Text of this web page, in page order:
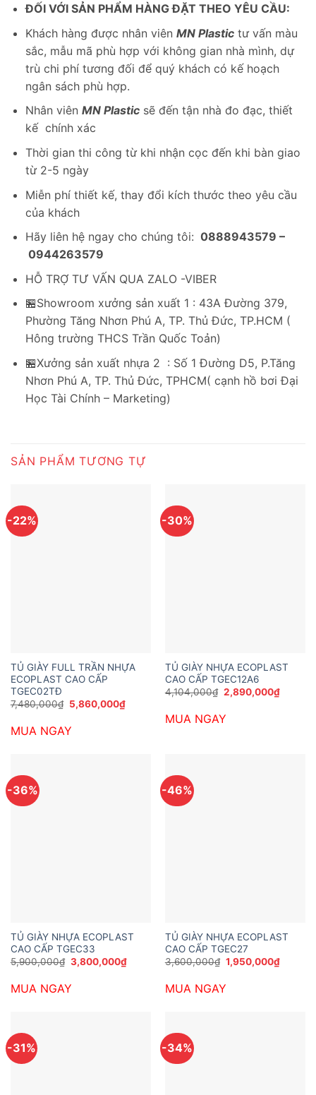
ĐỐI VỚI SẢN PHẨM HÀNG ĐẶT THEO YÊU CẦU:
Khách hàng được nhân viên MN Plastictư vấn màu
sắc, mẫu mã phù hợp với không gian nhà mình, dự
trù chi phí tương đối để quý khách có kế hoạch
ngân sách phù hợp.
Nhân viên MN Plasticsẽ đến tận nhà đo đạc, thiết
kế chính xác
Thời gian thi công từ khi nhận cọc đến khi bàn giao
từ 2-5 ngày
Miễn phí thiết kế, thay đổi kích thước theo yêu cầu
của khách
Hãy liên hệ ngay cho chúng tôi: 0888943579 –
0944263579
HỖ TRỢ TƯ VẤN QUA ZALO -VIBER
🏪Showroom xưởng sản xuất 1 : 43A Đường 379,
Phường Tăng Nhơn Phú A, TP. Thủ Đức, TP.HCM (
Hông trường THCS Trần Quốc Toản)
🏪Xưởng sản xuất nhựa 2 : Số 1 Đường D5, P.Tăng
Nhơn Phú A, TP. Thủ Đức, TPHCM( cạnh hồ bơi Đại
Học Tài Chính – Marketing)
SẢN PHẨM TƯƠNG TỰ
-22%
TỦ GIÀY FULL TRẦN NHỰA
ECOPLAST CAO CẤP
TGEC02TĐ
7,480,000₫ Giá
gốc
7,480,000₫.
5,860,000₫Giá
hiện
MUA NGAY
-30%
TỦ GIÀY NHỰA ECOPLAST
CAO CẤP TGEC12A6
4,104,000₫ Giá
gốc
4,104,000₫.
2,890,000₫Giá
hiện
MUA NGAY
-36%
TỦ GIÀY NHỰA ECOPLAST
CAO CẤP TGEC33
5,900,000₫ Giá
gốc
5,900,000₫.
3,800,000₫Giá
hiện
MUA NGAY
-46%
TỦ GIÀY NHỰA ECOPLAST
CAO CẤP TGEC27
3,600,000₫ Giá
gốc
3,600,000₫.
1,950,000₫Giá
hiện
MUA NGAY
-31% -34%